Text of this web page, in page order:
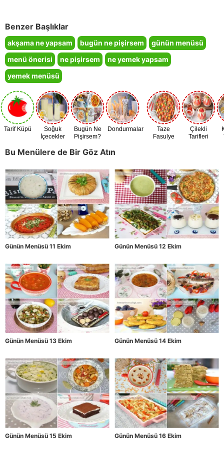
Benzer Başlıklar
akşama ne yapsam bugün ne pişirsem
günün menüsü
menü önerisi
ne pişirsem
ne yemek yapsam
yemek menüsü
Tarif Küpü
Soğuk
İçecekler
Bugün Ne
Pişirsem?
Dondurmalar
Taze
Fasulye
Çilekli
Tarifleri
Bu Menülere de Bir Göz Atın
Günün Menüsü 11 Ekim Günün Menüsü 12 Ekim
Günün Menüsü 13 Ekim Günün Menüsü 14 Ekim
Günün Menüsü 15 Ekim Günün Menüsü 16 Ekim